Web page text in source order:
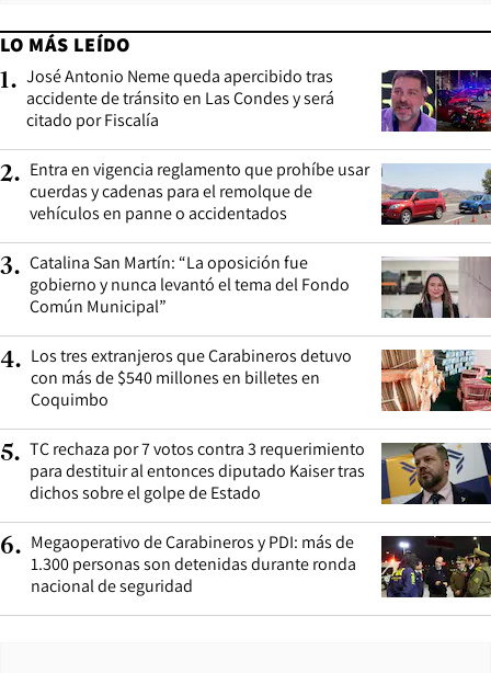
LO MÁS LEÍDO
1. José Antonio Neme queda apercibido tras
accidente de tránsito en Las Condes y será
citado por Fiscalía
2. Entra en vigencia reglamento que prohíbe usar
cuerdas y cadenas para el remolque de
vehículos en panne o accidentados
3. Catalina San Martín: “La oposición fue
gobierno y nunca levantó el tema del Fondo
Común Municipal”
4. Los tres extranjeros que Carabineros detuvo
con más de $540 millones en billetes en
Coquimbo
5. TC rechaza por 7 votos contra 3 requerimiento
para destituir al entonces diputado Kaiser tras
dichos sobre el golpe de Estado
6. Megaoperativo de Carabineros y PDI: más de
1.300 personas son detenidas durante ronda
nacional de seguridad